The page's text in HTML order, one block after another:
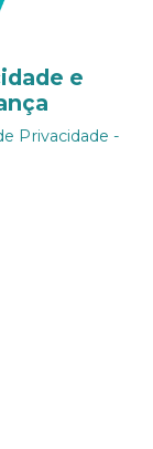
e
Privacidade -